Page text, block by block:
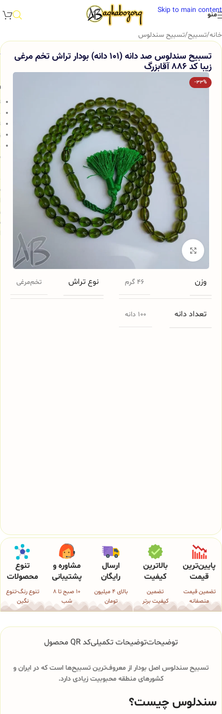
Skip to main content
منو
خانه/تسبیح/تسبیح سندلوس
تسبیح سندلوس صد دانه (101 دانه) بودار تراش تخم مرغی
زیبا کد 886 آقابزرگ
-33%
برای بزرگنمایی کلیک کنید
وزن 46 گرم نوع تراش تخم‌مرغی
تعداد دانه 100 دانه
پایین‌ترین
قیمت
تضمین قیمت
منصفانه
بالاترین
کیفیت
تضمین
کیفیت برتر
ارسال
رایگان
بالای 4 میلیون
تومان
مشاوره و
پشتیبانی
10 صبح تا 8
شب
تنوع
محصولات
تنوع رنگ-تنوع
نگین
توضیحاتتوضیحات تکمیلیکد QR محصول
تسبیح سندلوس اصل بودار از معروف‌ترین تسبیح‌ها است که در ایران و
کشورهای منطقه محبوبیت زیادی دارد.
سندلوس چیست؟